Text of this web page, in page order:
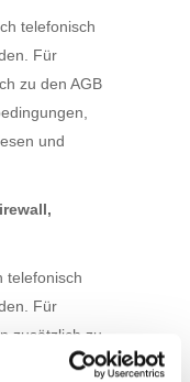
telefonisch
Für
zu den AGB
und
telefonisch
Für
zusätzlich zu